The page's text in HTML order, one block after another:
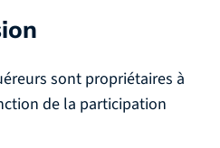
sont propriétaires à
de la participation